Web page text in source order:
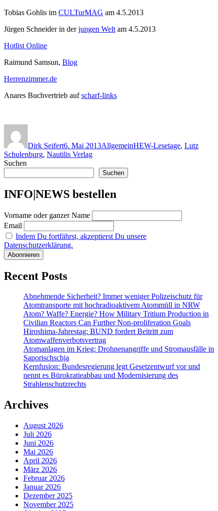
Tobias Gohlis im CULTurMAG am 4.5.2013
Jürgen Schneider in derjungen Welt am 4.5.2013
Hotlist Online
Raimund Samsun, Blog
Herrenzimmer.de
Anares Buchvertrieb aufscharf-links
Dirk Seifert6. Mai 2013AllgemeinHEW-Lesetage, Lutz
Schulenburg, Nautilis Verlag
Suchen
Suchen
INFO|NEWS bestellen
Vorname oder ganzer Name
Email
Indem Du fortfährst, akzeptierst Du unsere
Datenschutzerklärung.
Recent Posts
Abnehmende Sicherheit? Immer weniger Polizeischutz für
Atomtransporte mit hochradioaktivem Atommüll in NRW
Atom? Waffe? Energie? How Military Tritium Production in
Civilian Reactors Can Further Non-proliferation Goals
Hiroshima-Jahrestag: BUND fordert Beitritt zum
Atomwaffenverbotsvertrag
Atomanlagen im Krieg: Drohnenangriffe und Stromausfälle in
Saporischschja
Kernfusion: Bundesregierung legt Gesetzentwurf vor und
nennt es Bürokratieabbau und Modernisierung des
Strahlenschutzrechts
Archives
August 2026
Juli 2026
Juni 2026
Mai 2026
April 2026
März 2026
Februar 2026
Januar 2026
Dezember 2025
November 2025